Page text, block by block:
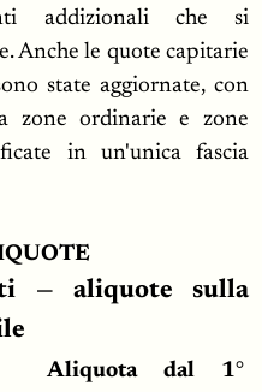
addizionali che si
Anche le quote capitarie
state aggiornate, con
zone ordinarie e zone
in un'unica fascia
— aliquote sulla
Aliquota dal 1°